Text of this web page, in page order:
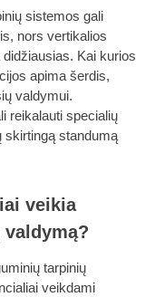
sistemos gali
nors vertikalios
Kai kurios
apima šerdis,
valdymui.
reikalauti specialių
skirtingą standumą
veikia
tarpinių
veikdami